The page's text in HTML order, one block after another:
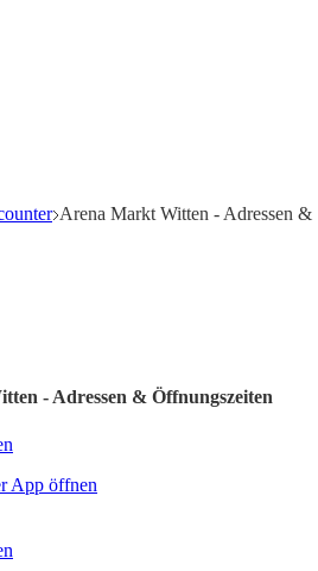
Arena Markt Witten - Adressen &
- Adressen & Öffnungszeiten
App öffnen